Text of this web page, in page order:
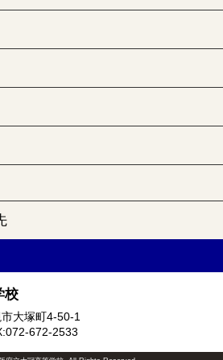
校
大塚町4-50-1
672-2533